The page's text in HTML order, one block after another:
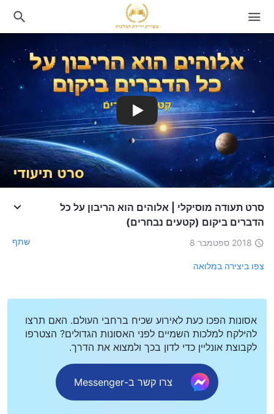
סרט תעודה מוסיקלי | אלוהים הוא הריבון על כל
הדברים ביקום (קטעים נבחרים)
2018 ספטמבר 8 שתף
צפו ביצירה במלואה
אסונות הפכו כעת לאירוע שכיח ברחבי העולם. האם תרצו
להילקח למלכות השמיים לפני האסונות הגדולים? הצטרפו
לקבוצת אונליין כדי לדון בכך ולמצוא את הדרך.
צרו קשר ב-Messenger